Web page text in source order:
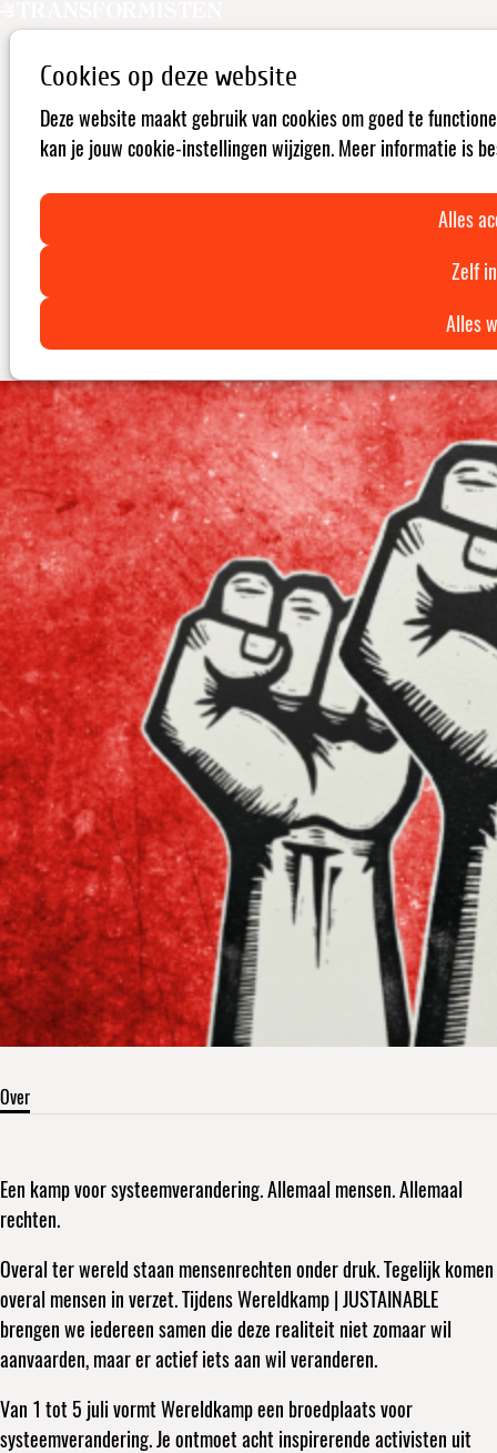
Cookies op deze website
Deze website maakt gebruik van cookies om goed te
kan je jouw cookie-instellingen wijzigen. Meer informatie is
Alles
Zelf
Alles
01–05
jul2026
08:00- 20:00
Overal ter wereld staan mensenrechten onder druk.
Tijdens Wereldkamp | JUSTAINABLE brengen we iedereen
samen die deze realiteit niet zomaar wil aanvaarden,
Over
Een kamp voor systeemverandering. Allemaal mensen. Allemaal
rechten.
Overal ter wereld staan mensenrechten onder druk. Tegelijk komen
overal mensen in verzet. Tijdens Wereldkamp | JUSTAINABLE
brengen we iedereen samen die deze realiteit niet zomaar wil
aanvaarden, maar er actief iets aan wil veranderen.
Van 1 tot 5 juli vormt Wereldkamp een broedplaats voor
systeemverandering. Je ontmoet acht inspirerende activisten uit